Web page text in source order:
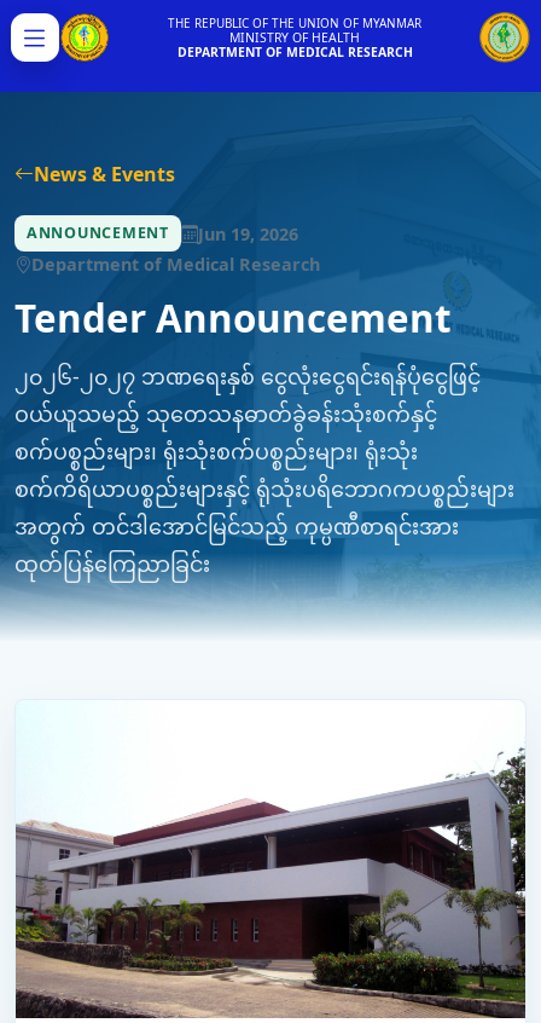
Menu
THE REPUBLIC OF THE UNION OF MYANMAR
MINISTRY OF HEALTH
DEPARTMENT OF MEDICAL RESEARCH
News & Events
ANNOUNCEMENT
Jun 19, 2026
Department of Medical Research
Tender Announcement
၂၀၂၆-၂၀၂၇ ဘဏရေးနှစ် ငွေလုံးငွေရင်းရန်ပုံငွေဖြင့်
ဝယ်ယူသမည့် သုတေသနဓာတ်ခွဲခန်းသုံးစက်နှင့်
စက်ပစ္စည်းများ၊ ရုံးသုံးစက်ပစ္စည်းများ၊ ရုံးသုံး
စက်ကိရိယာပစ္စည်းများနှင့် ရုံသုံးပရိဘောဂကပစ္စည်းများ
အတွက် တင်ဒါအောင်မြင်သည့် ကုမ္ပဏီစာရင်းအား
ထုတ်ပြန်ကြေညာခြင်း